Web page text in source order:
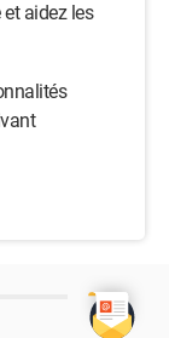
aidez les